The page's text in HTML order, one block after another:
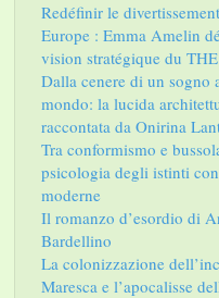
Redéfinir le
Europe : Emma Amelin
vision stratégique du
Dalla cenere di un sogno
mondo: la lucida
raccontata da Onirina
Tra conformismo e
psicologia degli istinti
moderne
Il romanzo d’esordio di
Bardellino
La colonizzazione
Maresca e l’apocalisse